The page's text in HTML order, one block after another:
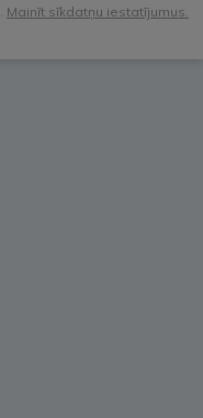
Mainīt sīkdatņu iestatījumus.